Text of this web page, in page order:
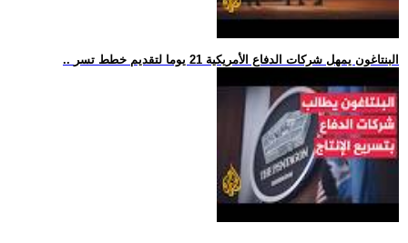
.. البنتاغون يمهل شركات الدفاع الأمريكية 21 يوما لتقديم خطط تسر